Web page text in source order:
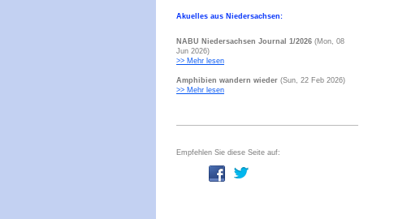
Akuelles aus Niedersachsen:
NABU Niedersachsen Journal 1/2026 (Mon, 08
Jun 2026)
>> Mehr lesen
Amphibien wandern wieder (Sun, 22 Feb 2026)
>> Mehr lesen
Empfehlen Sie diese Seite auf: